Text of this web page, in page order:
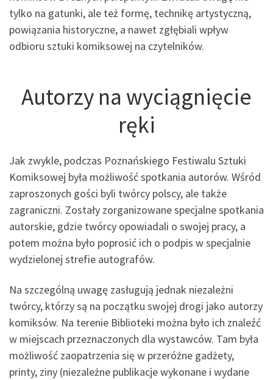
tylko na gatunki, ale też formę, technikę artystyczną,
powiązania historyczne, a nawet zgłębiali wpływ
odbioru sztuki komiksowej na czytelników.
Autorzy na wyciągnięcie
ręki
Jak zwykle, podczas Poznańskiego Festiwalu Sztuki
Komiksowej była możliwość spotkania autorów. Wśród
zaproszonych gości byli twórcy polscy, ale także
zagraniczni. Zostały zorganizowane specjalne spotkania
autorskie, gdzie twórcy opowiadali o swojej pracy, a
potem można było poprosić ich o podpis w specjalnie
wydzielonej strefie autografów.
Na szczególną uwagę zasługują jednak niezależni
twórcy, którzy są na początku swojej drogi jako autorzy
komiksów. Na terenie Biblioteki można było ich znaleźć
w miejscach przeznaczonych dla wystawców. Tam była
możliwość zaopatrzenia się w przeróżne gadżety,
printy, ziny (niezależne publikacje wykonane i wydane